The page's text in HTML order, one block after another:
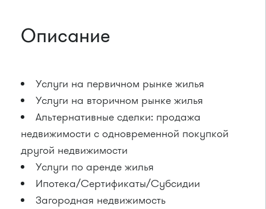
Описание
Услуги на первичном рынке жилья
Услуги на вторичном рынке жилья
Альтернативные сделки: продажа
недвижимости с одновременной покупкой
другой недвижимости
Услуги по аренде жилья
Ипотека/Сертификаты/Субсидии
Загородная недвижимость